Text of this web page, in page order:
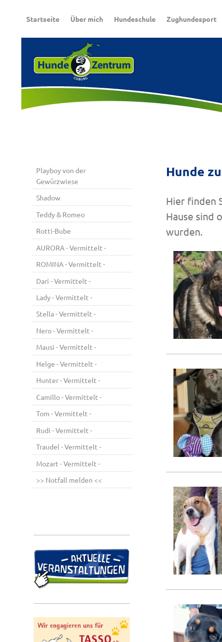
Startseite Über mich Hundeschule Zughundesport
Hunde
Hier finden
Hause sind
wurden.
Playboy von der
Gewürzwiese
Shadow
Teddy & Romeo
Rotti-Bube
AURORA - Vermittelt -
ROMINA - Vermittelt -
Dari - Vermittelt -
Lady - Vermittelt -
Stella - Vermittelt -
Nero - Vermittelt -
Mausi - Vermittelt -
Helge - Vermittelt -
Hunter - Vermittelt -
Camillo - Vermittelt -
Tom - Vermittelt -
Rudi - Vermittelt -
Traudel - Vermittelt -
Mozart - Vermittelt -
>> Notfall melden <<